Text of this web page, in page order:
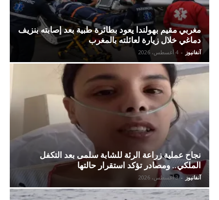
مغربي مقيم بهولندا يعود بطائرة طبية بعد إصابته بنزيف
دماغي خلال زيارة لعائلته بالمغرب
آنفانيوز - 4 أغسطس، 2026
نجاح عملية زراعة الرئة للشابة سلمى بعد التكفل
الملكي.. ومصادر تؤكد استقرار حالتها
آنفانيوز - 3 أغسطس، 2026